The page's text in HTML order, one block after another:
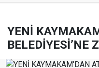
YENİ
BELEDİYESİ’NE